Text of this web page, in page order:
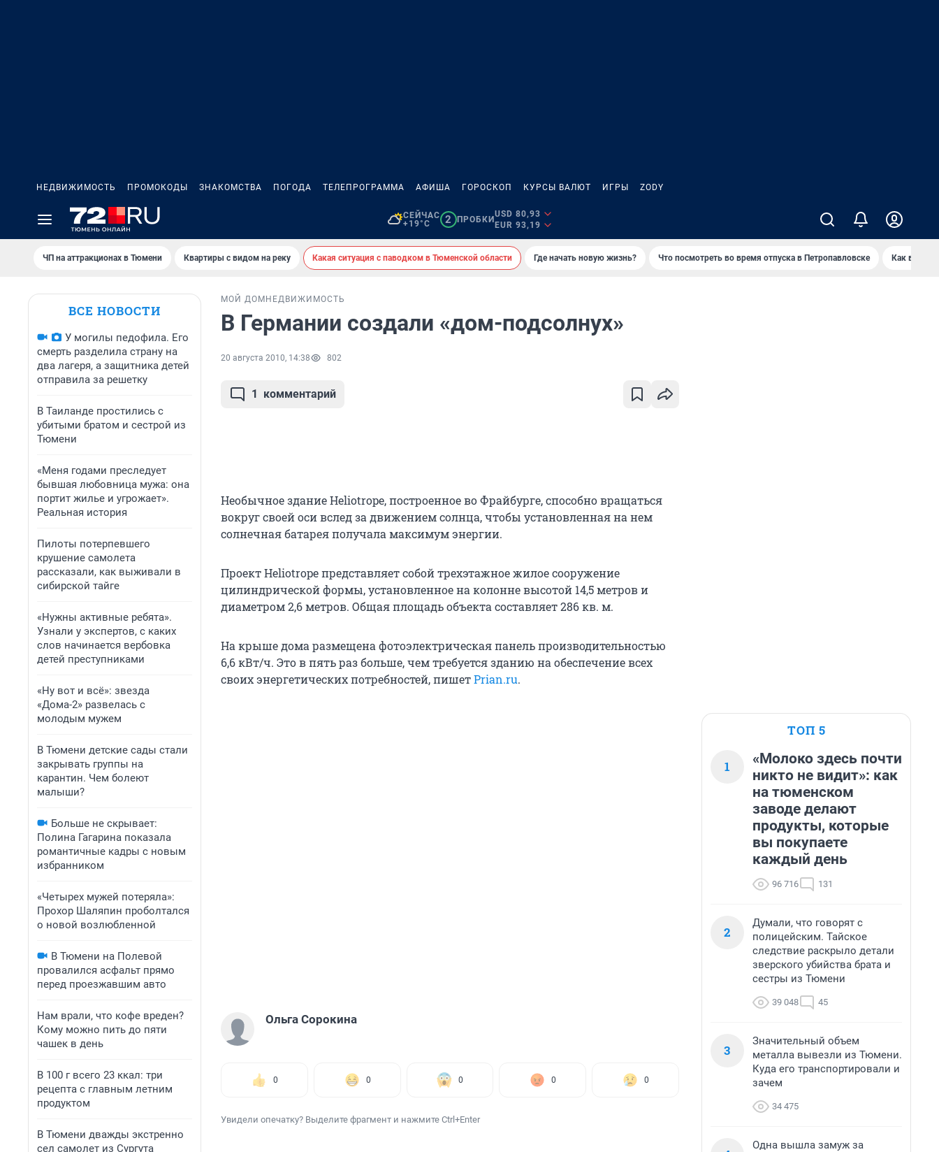
НЕДВИЖИМОСТЬ ПРОМОКОДЫ ЗНАКОМСТВА ПОГОДА ТЕЛЕПРОГРАММА АФИША ГОРОСКОП КУРСЫ ВАЛЮТ ИГРЫ ZODY
СЕЙЧАС
+19°C
2 ПРОБКИ
USD 80,93
EUR 93,19
ЧП на аттракционах в Тюмени Квартиры с видом на реку Какая ситуация с паводком в Тюменской области Где начать новую жизнь? Что посмотреть во время отпуска в Петропавловске Как
ВСЕ НОВОСТИ
У могилы педофила. Его
смерть разделила страну на
два лагеря, а защитника детей
отправила за решетку
В Таиланде простились с
убитыми братом и сестрой из
Тюмени
«Меня годами преследует
бывшая любовница мужа: она
портит жилье и угрожает».
Реальная история
Пилоты потерпевшего
крушение самолета
рассказали, как выживали в
сибирской тайге
«Нужны активные ребята».
Узнали у экспертов, с каких
слов начинается вербовка
детей преступниками
«Ну вот и всё»: звезда
«Дома-2» развелась с
молодым мужем
В Тюмени детские сады стали
закрывать группы на
карантин. Чем болеют
малыши?
Больше не скрывает:
Полина Гагарина показала
романтичные кадры с новым
избранником
«Четырех мужей потеряла»:
Прохор Шаляпин проболтался
о новой возлюбленной
В Тюмени на Полевой
провалился асфальт прямо
перед проезжавшим авто
Нам врали, что кофе вреден?
Кому можно пить до пяти
чашек в день
В 100 г всего 23 ккал: три
рецепта с главным летним
продуктом
В Тюмени дважды экстренно
сел самолет из Сургута
МОЙ ДОМ НЕДВИЖИМОСТЬ
В Германии создали «дом-подсолнух»
20 августа 2010, 14:38 802
1 комментарий
Необычное здание Heliotrope, построенное во Фрайбурге, способно вращаться
вокруг своей оси вслед за движением солнца, чтобы установленная на нем
солнечная батарея получала максимум энергии.
Проект Heliotrope представляет собой трехэтажное жилое сооружение
цилиндрической формы, установленное на колонне высотой 14,5 метров и
диаметром 2,6 метров. Общая площадь объекта составляет 286 кв. м.
На крыше дома размещена фотоэлектрическая панель производительностью
6,6 кВт/ч. Это в пять раз больше, чем требуется зданию на обеспечение всех
своих энергетических потребностей, пишетPrian.ru.
Ольга Сорокина
0 0 0 0 0
Увидели опечатку? Выделите фрагмент и нажмите Ctrl+Enter
ТОП 5
1
«Молоко здесь почти
никто не видит»: как
на тюменском
заводе делают
продукты, которые
вы покупаете
каждый день
96 716 131
2
Думали, что говорят с
полицейским. Тайское
следствие раскрыло детали
зверского убийства брата и
сестры из Тюмени
39 048 45
3
Значительный объем
металла вывезли из Тюмени.
Куда его транспортировали и
зачем
34 475
Одна вышла замуж за